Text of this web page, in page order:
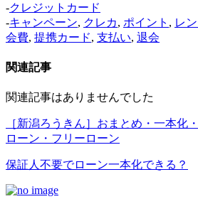
-クレジットカード
-キャンペーン, クレカ, ポイント , レ
会費, 提携カード, 支払い, 退会
関連記事
関連記事はありませんでした
［新潟ろうきん］おまとめ・一本化
ローン・フリーローン
保証人不要でローン一本化できる？